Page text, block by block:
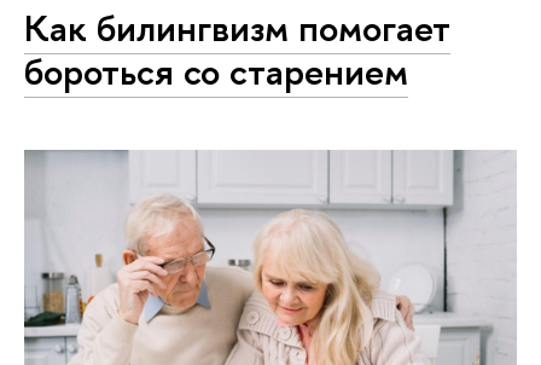
Как билингвизм помогает
бороться со старением